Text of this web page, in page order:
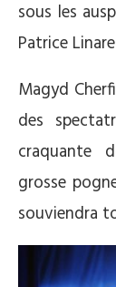
sous les
Patrice
Magyd
des
craquante
grosse
souviendra